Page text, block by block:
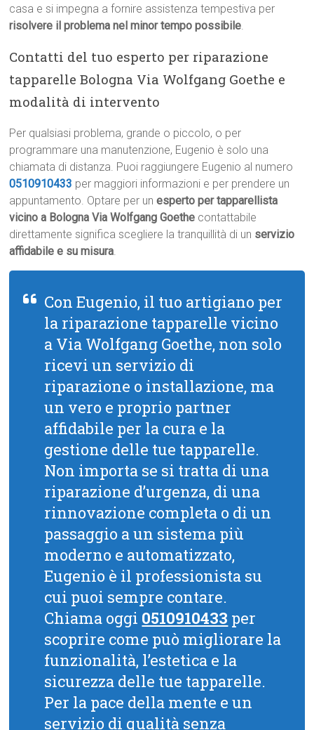
casa e si impegna a fornire assistenza tempestiva per
risolvere il problema nel minor tempo possibile.
Contatti del tuo esperto per riparazione
tapparelle Bologna Via Wolfgang Goethe e
modalità di intervento
Per qualsiasi problema, grande o piccolo, o per
programmare una manutenzione, Eugenio è solo una
chiamata di distanza. Puoi raggiungere Eugenio al numero
0510910433 per maggiori informazioni e per prendere un
appuntamento. Optare per unesperto per tapparellista
vicino a Bologna Via Wolfgang Goethe contattabile
direttamente significa scegliere la tranquillità di un servizio
affidabile e su misura.
Con Eugenio, il tuo artigiano per
la riparazione tapparelle vicino
a Via Wolfgang Goethe, non solo
ricevi un servizio di
riparazione o installazione, ma
un vero e proprio partner
affidabile per la cura e la
gestione delle tue tapparelle.
Non importa se si tratta di una
riparazione d’urgenza, di una
rinnovazione completa o di un
passaggio a un sistema più
moderno e automatizzato,
Eugenio è il professionista su
cui puoi sempre contare.
Chiama oggi 0510910433 per
scoprire come può migliorare la
funzionalità, l’estetica e la
sicurezza delle tue tapparelle.
Per la pace della mente e un
servizio di qualità senza